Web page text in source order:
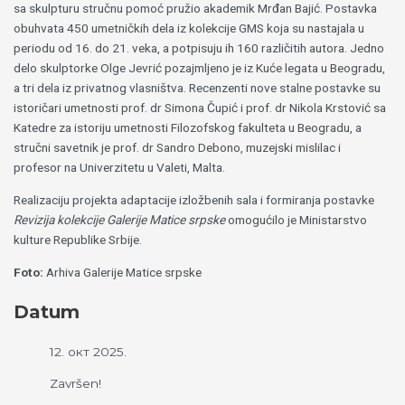
sa skulpturu stručnu pomoć pružio akademik Mrđan Bajić. Postavka
obuhvata 450 umetničkih dela iz kolekcije GMS koja su nastajala u
periodu od 16. do 21. veka, a potpisuju ih 160 različitih autora. Jedno
delo skulptorke Olge Jevrić pozajmljeno je iz Kuće legata u Beogradu,
a tri dela iz privatnog vlasništva. Recenzenti nove stalne postavke su
istoričari umetnosti prof. dr Simona Čupić i prof. dr Nikola Krstović sa
Katedre za istoriju umetnosti Filozofskog fakulteta u Beogradu, a
stručni savetnik je prof. dr Sandro Debono, muzejski mislilac i
profesor na Univerzitetu u Valeti, Malta.
Realizaciju projekta adaptacije izložbenih sala i formiranja postavke
Revizija kolekcije Galerije Matice srpskeomogućilo je Ministarstvo
kulture Republike Srbije.
Foto: Arhiva Galerije Matice srpske
Datum
12. окт 2025.
Završen!